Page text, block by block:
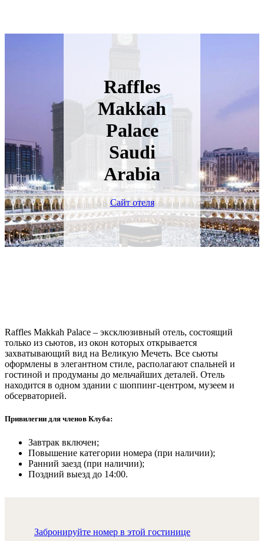
Raffles
Makkah
Palace
Saudi
Arabia
Сайт отеля
Raffles Makkah Palace – эксклюзивный отель, состоящий
только из сьютов, из окон которых открывается
захватывающий вид на Великую Мечеть. Все сьюты
оформлены в элегантном стиле, располагают спальней и
гостиной и продуманы до мельчайших деталей. Отель
находится в одном здании с шоппинг-центром, музеем и
обсерваторией.
Привилегии для членов Клуба:
Завтрак включен;
Повышение категории номера (при наличии);
Ранний заезд (при наличии);
Поздний выезд до 14:00.
Забронируйте номер в этой гостинице